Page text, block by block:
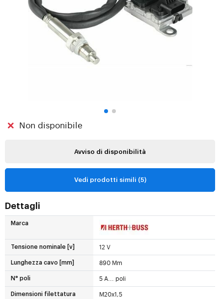
Non disponibile
Avviso di disponibilità
Vedi prodotti simili (5)
Dettagli
Marca
Tensione nominale [v] 12 V
Lunghezza cavo [mm] 890 Mm
N° poli 5 A... poli
Dimensioni filettatura M20x1,5